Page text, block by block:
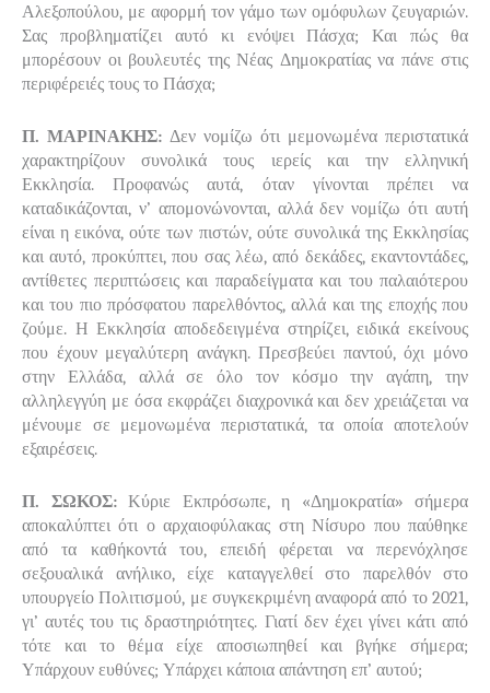
Αλεξοπούλου, με αφορμή τον γάμο των ομόφυλων ζευγαριών.
Σας προβληματίζει αυτό κι ενόψει Πάσχα; Και πώς θα
μπορέσουν οι βουλευτές της Νέας Δημοκρατίας να πάνε στις
περιφέρειές τους το Πάσχα;
Π. ΜΑΡΙΝΑΚΗΣ: Δεν νομίζω ότι μεμονωμένα περιστατικά
χαρακτηρίζουν συνολικά τους ιερείς και την ελληνική
Εκκλησία. Προφανώς αυτά, όταν γίνονται πρέπει να
καταδικάζονται, ν’ απομονώνονται, αλλά δεν νομίζω ότι αυτή
είναι η εικόνα, ούτε των πιστών, ούτε συνολικά της Εκκλησίας
και αυτό, προκύπτει, που σας λέω, από δεκάδες, εκαντοντάδες,
αντίθετες περιπτώσεις και παραδείγματα και του παλαιότερου
και του πιο πρόσφατου παρελθόντος, αλλά και της εποχής που
ζούμε. Η Εκκλησία αποδεδειγμένα στηρίζει, ειδικά εκείνους
που έχουν μεγαλύτερη ανάγκη. Πρεσβεύει παντού, όχι μόνο
στην Ελλάδα, αλλά σε όλο τον κόσμο την αγάπη, την
αλληλεγγύη με όσα εκφράζει διαχρονικά και δεν χρειάζεται να
μένουμε σε μεμονωμένα περιστατικά, τα οποία αποτελούν
εξαιρέσεις.
Π. ΣΩΚΟΣ: Κύριε
Εκπρόσωπε, η «Δημοκρατία» σήμερα
αποκαλύπτει ότι ο αρχαιοφύλακας στη Νίσυρο που παύθηκε
από τα καθήκοντά του, επειδή φέρεται να περενόχλησε
σεξουαλικά ανήλικο, είχε καταγγελθεί στο παρελθόν στο
υπουργείο Πολιτισμού, με συγκεκριμένη αναφορά από το 2021,
γι’ αυτές του τις δραστηριότητες. Γιατί δεν έχει γίνει κάτι από
τότε και το θέμα είχε αποσιωπηθεί και βγήκε σήμερα;
Υπάρχουν ευθύνες; Υπάρχει κάποια απάντηση επ’ αυτού;